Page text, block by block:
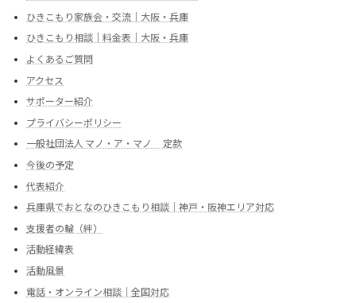
ひきこもり家族会・交流｜大阪・兵庫
ひきこもり相談｜料金表｜大阪・兵庫
よくあるご質問
アクセス
サポーター紹介
プライバシーポリシー
一般社団法人 マノ・ア・マノ 定款
今後の予定
代表紹介
兵庫県でおとなのひきこもり相談｜神戸・阪神エリア対応
支援者の輪（絆）
活動経緯表
活動風景
電話・オンライン相談｜全国対応